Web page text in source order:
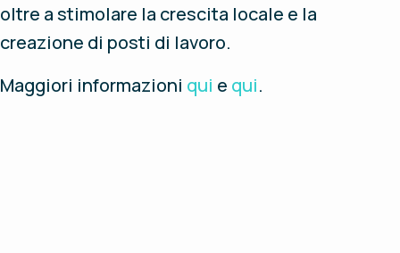
oltre a stimolare la crescita locale e la
creazione di posti di lavoro.
Maggiori informazioni qui e qui.